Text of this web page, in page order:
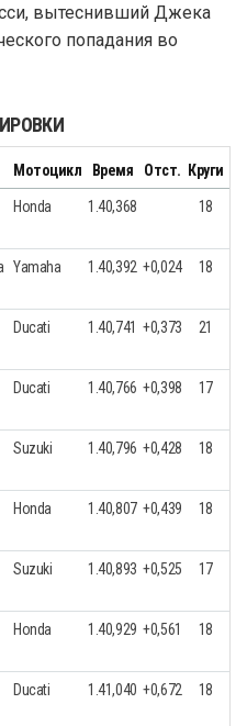
вытеснивший Джека
попадания во
Мотоцикл Время Отст. Круги
Honda 1.40,368 18
Yamaha 1.40,392 +0,024 18
Ducati 1.40,741 +0,373 21
Ducati 1.40,766 +0,398 17
Suzuki 1.40,796 +0,428 18
Honda 1.40,807 +0,439 18
Suzuki 1.40,893 +0,525 17
Honda 1.40,929 +0,561 18
Ducati 1.41,040 +0,672 18